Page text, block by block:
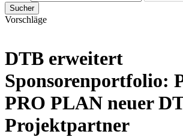
Sucher
Vorschläge
DTB erweitert
Sponsorenportfolio:
PRO PLAN neuer
Projektpartner